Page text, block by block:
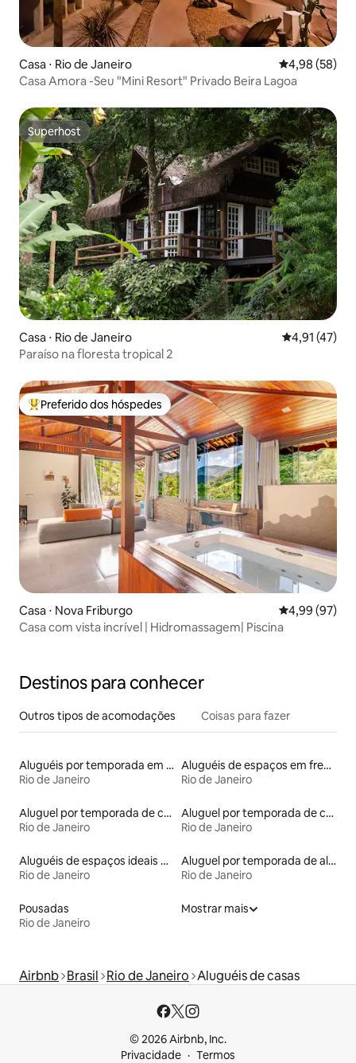
Casa ⋅ Rio de Janeiro 4,98 de uma
4,98 (58)
Casa Amora -Seu "Mini Resort" Privado Beira Lagoa
Superhost
Superhost
Casa ⋅ Rio de Janeiro 4,91 de uma
4,91 (47)
Paraíso na floresta tropical 2
Entre os melhores preferidos dos hóspedes
Preferido dos hóspedes
Casa ⋅ Nova Friburgo 4,99 de uma
4,99 (97)
Casa com vista incrível | Hidromassagem| Piscina
Destinos para conhecer
Outros tipos de acomodações Coisas para fazer
Aluguéis por temporada em resorts
Rio de Janeiro
Aluguéis de espaços em frente à praia
Rio de Janeiro
Aluguel por temporada de casas na árvore
Rio de Janeiro
Aluguel por temporada de casas de veraneio
Rio de Janeiro
Aluguéis de espaços ideais para famílias
Rio de Janeiro
Aluguel por temporada de alojamentos ecológicos
Rio de Janeiro
Pousadas
Rio de Janeiro
Mostrar mais
Airbnb Brasil Rio de Janeiro Aluguéis de casas
© 2026 Airbnb, Inc.
Privacidade
Termos